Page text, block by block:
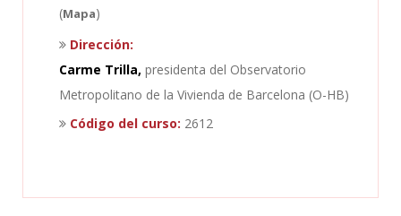
(Mapa)
Dirección:
Carme Trilla, presidenta del Observatorio
Metropolitano de la Vivienda de Barcelona (O-HB)
Código del curso: 2612